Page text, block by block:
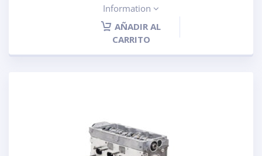
Information
AÑADIR AL
CARRITO